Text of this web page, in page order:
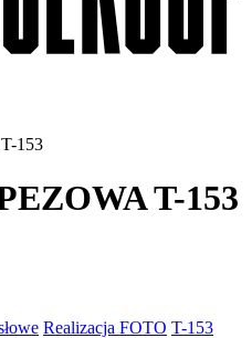
153
T-153
Realizacja FOTO T-153